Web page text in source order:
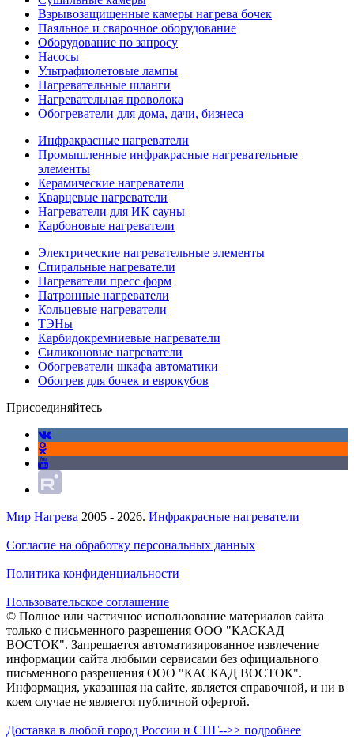
Взрывозащищенные камеры нагрева бочек
Паяльное и сварочное оборудование
Оборудование по запросу
Насосы
Ультрафиолетовые лампы
Нагревательные шланги
Нагревательная проволока
Обогреватели для дома, дачи, бизнеса
Инфракрасные нагреватели
Промышленные инфракрасные нагревательные
элементы
Керамические нагреватели
Кварцевые нагреватели
Нагреватели для ИК сауны
Карбоновые нагреватели
Электрические нагревательные элементы
Спиральные нагреватели
Нагреватели пресс форм
Патронные нагреватели
Кольцевые нагреватели
ТЭНы
Карбидокремниевые нагреватели
Силиконовые нагреватели
Обогреватели шкафа автоматики
Обогрев для бочек и еврокубов
Присоединяйтесь
Мир Нагрева 2005 - 2026. Инфракрасные нагреватели
Согласие на обработку персональных данных
Политика конфиденциальности
Пользовательское соглашение
© Полное или частичное использование материалов сайта
только с письменного разрешения ООО "КАСКАД
ВОСТОК". Запрещается автоматизированное извлечение
информации сайта любыми сервисами без официального
письменного разрешения ООО "КАСКАД ВОСТОК".
Информация, указанная на сайте, является справочной, и ни в
коем случае не является публичной офертой.
Доставка в любой город России и СНГ-->> подробнее